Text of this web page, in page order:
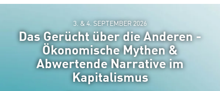
3. & 4. SEPTEMBER 2026
Das Gerücht über die Anderen -
Ökonomische Mythen &
Abwertende Narrative im
Kapitalismus